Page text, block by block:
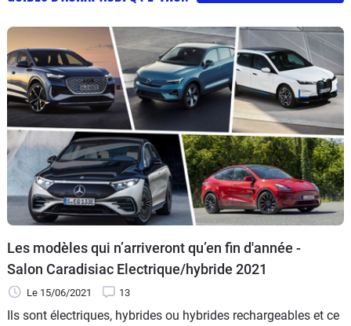
Les modèles qui n’arriveront qu’en fin d'année -
Salon Caradisiac Electrique/hybride 2021
Le 15/06/2021 13
Ils sont électriques, hybrides ou hybrides rechargeables et ce